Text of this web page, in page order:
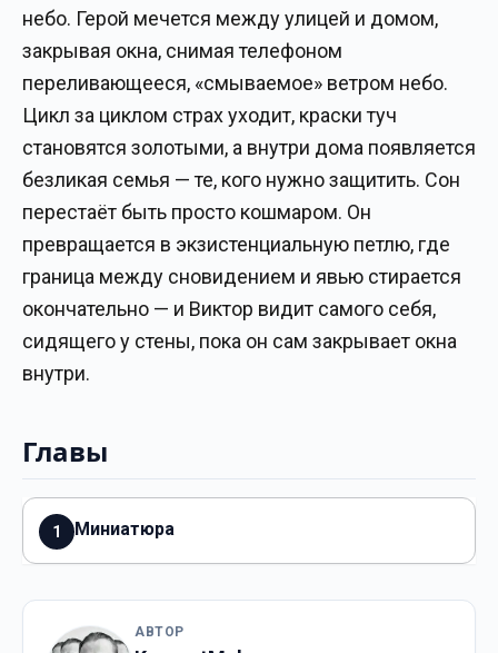
небо. Герой мечется между улицей и домом,
закрывая окна, снимая телефоном
переливающееся, «смываемое» ветром небо.
Цикл за циклом страх уходит, краски туч
становятся золотыми, а внутри дома появляется
безликая семья — те, кого нужно защитить. Сон
перестаёт быть просто кошмаром. Он
превращается в экзистенциальную петлю, где
граница между сновидением и явью стирается
окончательно — и Виктор видит самого себя,
сидящего у стены, пока он сам закрывает окна
внутри.
Главы
1 Миниатюра
АВТОР